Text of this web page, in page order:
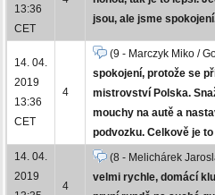
13:36
CET
jsou, ale jsme
14. 04.
2019
13:36
CET
4
(9 - Marczyk Miko /
spokojení, protože se
mistrovství Polska.
mouchy na autě a
podvozku. Celkově je
14. 04.
2019
4
(8 - Melichárek
velmi rychle, domácí